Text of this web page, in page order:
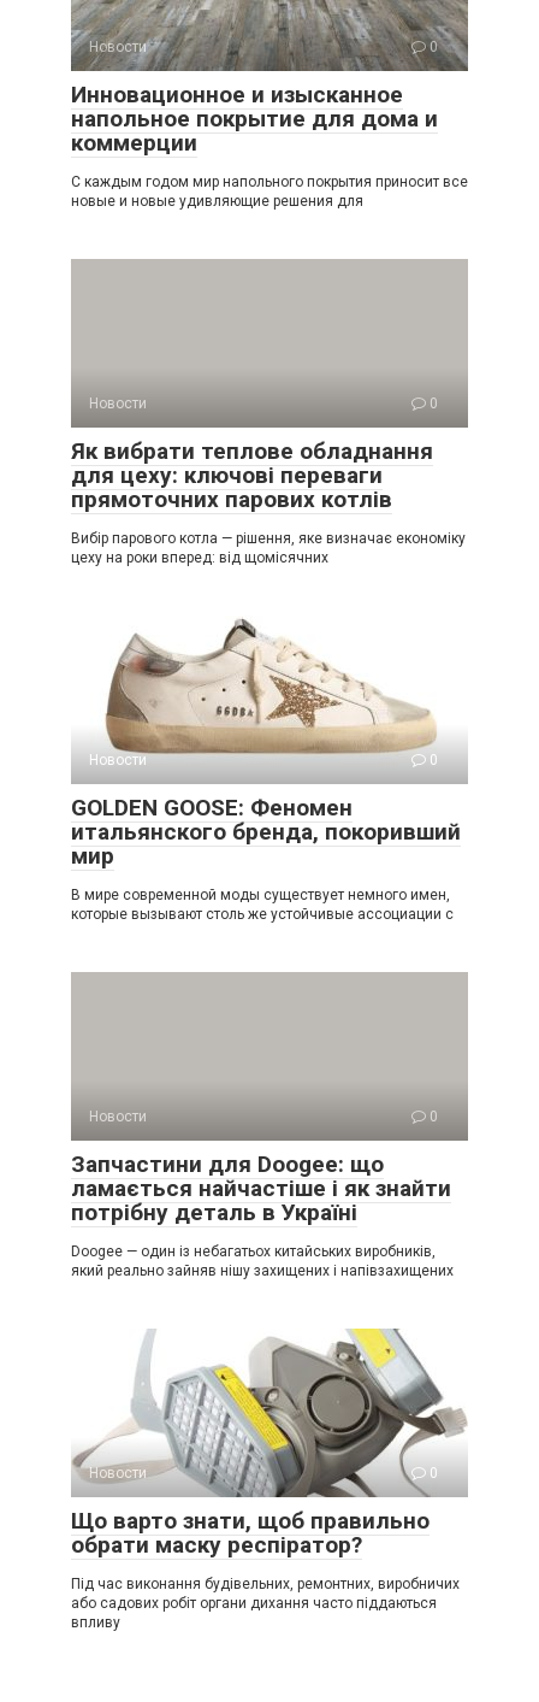
Новости 0
Инновационное и изысканное
напольное покрытие для дома и
коммерции
С каждым годом мир напольного покрытия приносит все
новые и новые удивляющие решения для
Новости 0
Як вибрати теплове обладнання
для цеху: ключові переваги
прямоточних парових котлів
Вибір парового котла — рішення, яке визначає економіку
цеху на роки вперед: від щомісячних
Новости 0
GOLDEN GOOSE: Феномен
итальянского бренда, покоривший
мир
В мире современной моды существует немного имен,
которые вызывают столь же устойчивые ассоциации с
Новости 0
Запчастини для Doogee: що
ламається найчастіше і як знайти
потрібну деталь в Україні
Doogee — один із небагатьох китайських виробників,
який реально зайняв нішу захищених і напівзахищених
Новости 0
Що варто знати, щоб правильно
обрати маску респіратор?
Під час виконання будівельних, ремонтних, виробничих
або садових робіт органи дихання часто піддаються
впливу